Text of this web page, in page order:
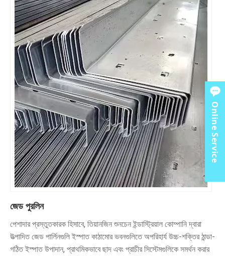
জেড পুরলিন
পেশাদার প্রস্তুতকারক হিসাবে, তিয়ানজিন শুনচেন ইন্ডাস্ট্রিয়াল কোম্পানি দ্বারা
উত্পাদিত জেড পার্লিনগুলি ইস্পাত কাঠামোর ভবনগুলিতে অপরিহার্য উচ্চ-শক্তির ঠান্ডা-
গঠিত ইস্পাত উপাদান, প্রাথমিকভাবে ছাদ এবং প্রাচীর সিস্টেমগুলিকে সমর্থন করার
Online Service